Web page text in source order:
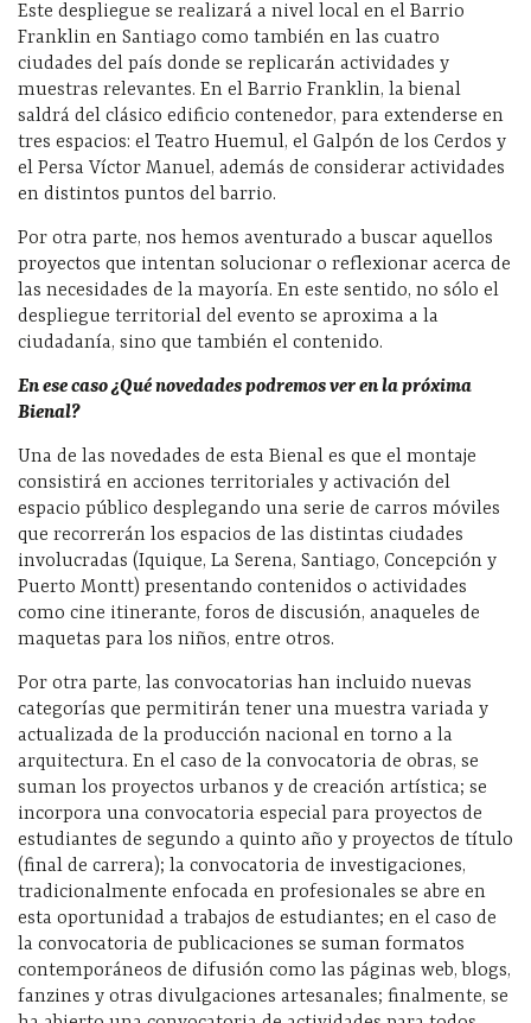
Este despliegue se realizará a nivel local en el Barrio
Franklin en Santiago como también en las cuatro
ciudades del país donde se replicarán actividades y
muestras relevantes. En el Barrio Franklin, la bienal
saldrá del clásico edificio contenedor, para extenderse en
tres espacios: el Teatro Huemul, el Galpón de los Cerdos y
el Persa Víctor Manuel, además de considerar actividades
en distintos puntos del barrio.
Por otra parte, nos hemos aventurado a buscar aquellos
proyectos que intentan solucionar o reflexionar acerca de
las necesidades de la mayoría. En este sentido, no sólo el
despliegue territorial del evento se aproxima a la
ciudadanía, sino que también el contenido.
En ese caso ¿Qué novedades podremos ver en la próxima
Bienal?
Una de las novedades de esta Bienal es que el montaje
consistirá en acciones territoriales y activación del
espacio público desplegando una serie de carros móviles
que recorrerán los espacios de las distintas ciudades
involucradas (Iquique, La Serena, Santiago, Concepción y
Puerto Montt) presentando contenidos o actividades
como cine itinerante, foros de discusión, anaqueles de
maquetas para los niños, entre otros.
Por otra parte, las convocatorias han incluido nuevas
categorías que permitirán tener una muestra variada y
actualizada de la producción nacional en torno a la
arquitectura. En el caso de la convocatoria de obras, se
suman los proyectos urbanos y de creación artística; se
incorpora una convocatoria especial para proyectos de
estudiantes de segundo a quinto año y proyectos de título
(final de carrera); la convocatoria de investigaciones,
tradicionalmente enfocada en profesionales se abre en
esta oportunidad a trabajos de estudiantes; en el caso de
la convocatoria de publicaciones se suman formatos
contemporáneos de difusión como las páginas web, blogs,
fanzines y otras divulgaciones artesanales; finalmente, se